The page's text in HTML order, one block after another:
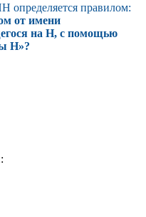
определяется правилом:
от имени
на Н, с помощью
Н»?